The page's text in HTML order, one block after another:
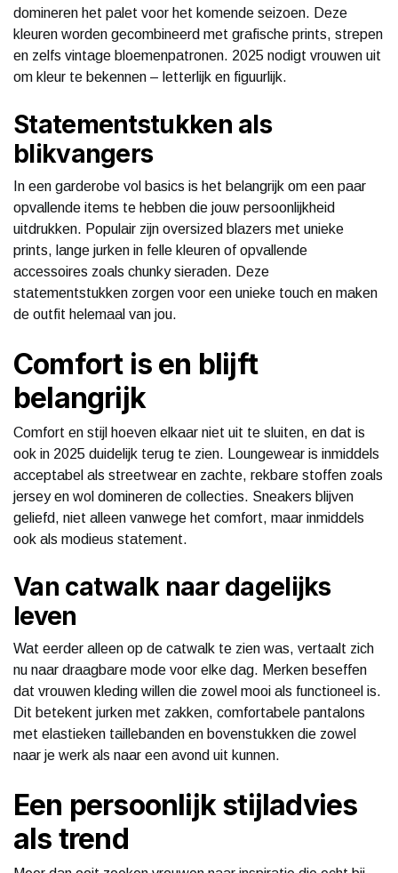
domineren het palet voor het komende seizoen. Deze
kleuren worden gecombineerd met grafische prints, strepen
en zelfs vintage bloemenpatronen. 2025 nodigt vrouwen uit
om kleur te bekennen – letterlijk en figuurlijk.
Statementstukken als
blikvangers
In een garderobe vol basics is het belangrijk om een paar
opvallende items te hebben die jouw persoonlijkheid
uitdrukken. Populair zijn oversized blazers met unieke
prints, lange jurken in felle kleuren of opvallende
accessoires zoals chunky sieraden. Deze
statementstukken zorgen voor een unieke touch en maken
de outfit helemaal van jou.
Comfort is en blijft
belangrijk
Comfort en stijl hoeven elkaar niet uit te sluiten, en dat is
ook in 2025 duidelijk terug te zien. Loungewear is inmiddels
acceptabel als streetwear en zachte, rekbare stoffen zoals
jersey en wol domineren de collecties. Sneakers blijven
geliefd, niet alleen vanwege het comfort, maar inmiddels
ook als modieus statement.
Van catwalk naar dagelijks
leven
Wat eerder alleen op de catwalk te zien was, vertaalt zich
nu naar draagbare mode voor elke dag. Merken beseffen
dat vrouwen kleding willen die zowel mooi als functioneel is.
Dit betekent jurken met zakken, comfortabele pantalons
met elastieken taillebanden en bovenstukken die zowel
naar je werk als naar een avond uit kunnen.
Een persoonlijk stijladvies
als trend